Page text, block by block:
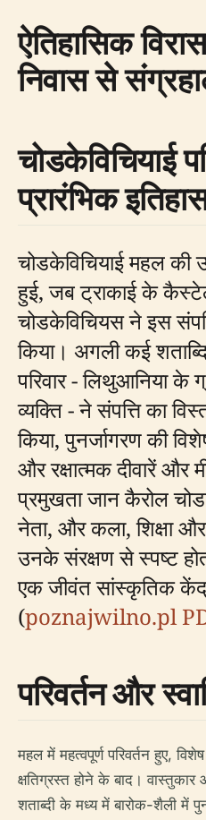
ऐतिहासिक
निवास से
चोडकेविचियाई
प्रारंभिक
चोडकेविचियाई महल की
हुई, जब ट्राकाई के
चोडकेविचियस ने इस
किया। अगली कई
परिवार - लिथुआनिया
व्यक्ति - ने संपत्ति का
किया, पुनर्जागरण की
और रक्षात्मक दीवारें और
प्रमुखता जान कैरोल
नेता, और कला, शिक्षा
उनके संरक्षण से स्पष्ट
एक जीवंत सांस्कृतिक
(poznajwilno.pl
परिवर्तन और
महल में महत्वपूर्ण परिवर्तन हुए,
क्षतिग्रस्त होने के बाद। वास्तुकार
शताब्दी के मध्य में बारोक-शैली में